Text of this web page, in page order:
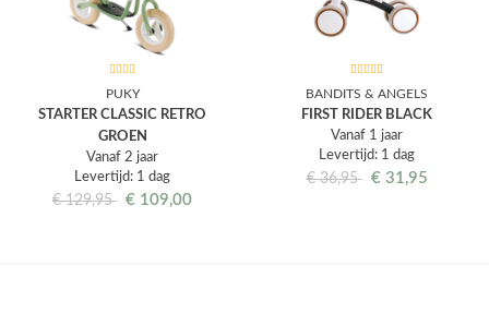
PUKY
STARTER CLASSIC RETRO
GROEN
Vanaf 2 jaar
Levertijd: 1 dag
€129,95 € 109,00
BANDITS & ANGELS
FIRST RIDER BLACK
Vanaf 1 jaar
Levertijd: 1 dag
€36,95 € 31,95